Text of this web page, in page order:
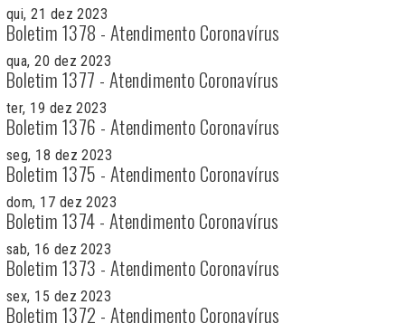
qui, 21 dez 2023
Boletim 1378 - Atendimento Coronavírus
qua, 20 dez 2023
Boletim 1377 - Atendimento Coronavírus
ter, 19 dez 2023
Boletim 1376 - Atendimento Coronavírus
seg, 18 dez 2023
Boletim 1375 - Atendimento Coronavírus
dom, 17 dez 2023
Boletim 1374 - Atendimento Coronavírus
sab, 16 dez 2023
Boletim 1373 - Atendimento Coronavírus
sex, 15 dez 2023
Boletim 1372 - Atendimento Coronavírus